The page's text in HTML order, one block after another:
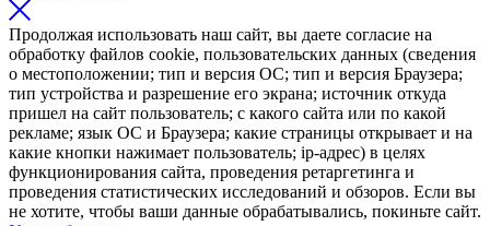
Продолжая использовать наш сайт, вы даете согласие на
обработку файлов cookie, пользовательских данных (сведения
о местоположении; тип и версия ОС; тип и версия Браузера;
тип устройства и разрешение его экрана; источник откуда
пришел на сайт пользователь; с какого сайта или по какой
рекламе; язык ОС и Браузера; какие страницы открывает и на
какие кнопки нажимает пользователь; ip-адрес) в целях
функционирования сайта, проведения ретаргетинга и
проведения статистических исследований и обзоров. Если вы
не хотите, чтобы ваши данные обрабатывались, покиньте сайт.